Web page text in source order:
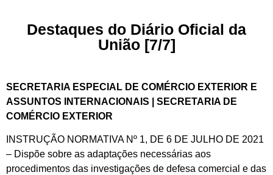
Destaques do Diário Oficial da
União [7/7]
SECRETARIA ESPECIAL DE COMÉRCIO EXTERIOR E
ASSUNTOS INTERNACIONAIS | SECRETARIA DE
COMÉRCIO EXTERIOR
INSTRUÇÃO NORMATIVA Nº 1, DE 6 DE JULHO DE 2021
– Dispõe sobre as adaptações necessárias aos
procedimentos das investigações de defesa comercial e das